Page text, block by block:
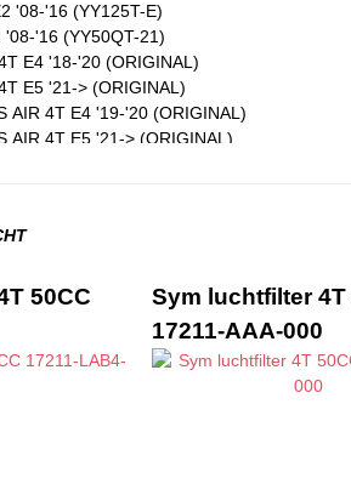
'08-'16 (YY125T-E)
'08-'16 (YY50QT-21)
E4 '18-'20 (ORIGINAL)
E5 '21-> (ORIGINAL)
AIR 4T E4 '19-'20 (ORIGINAL)
AIR 4T E5 '21-> (ORIGINAL)
12 50 AIR 4T
9 50 AIR 4T
'07-'16
E3 '09-'12
4T (BT50QT-9)
50CC
Sym luchtfilter 4T
17211-AAA-000